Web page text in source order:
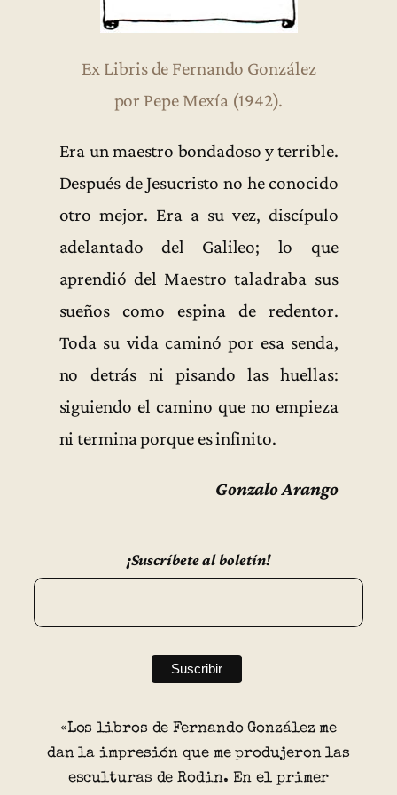
Ex Libris de Fernando González
por Pepe Mexía (1942).
Era un maestro bondadoso y terrible.
Después de Jesucristo no he conocido
otro mejor. Era a su vez, discípulo
adelantado del Galileo; lo que
aprendió del Maestro taladraba sus
sueños como espina de redentor.
Toda su vida caminó por esa senda,
no detrás ni pisando las huellas:
siguiendo el camino que no empieza
ni termina porque es infinito.
Gonzalo Arango
¡Suscríbete al boletín!
«Los libros de Fernando González me
dan la impresión que me produjeron las
esculturas de Rodin. En el primer